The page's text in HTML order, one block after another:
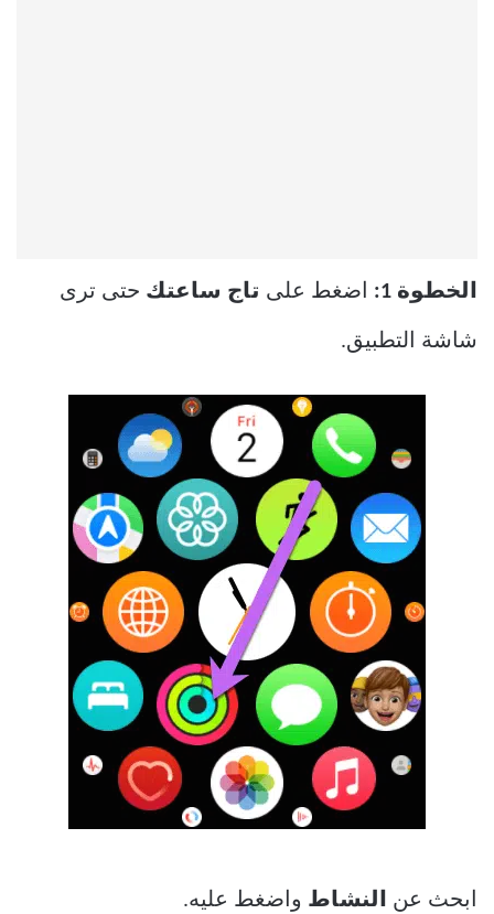
الخطوة 1: اضغط على تاج ساعتك حتى ترى
شاشة التطبيق.
ابحث عن النشاط واضغط عليه.